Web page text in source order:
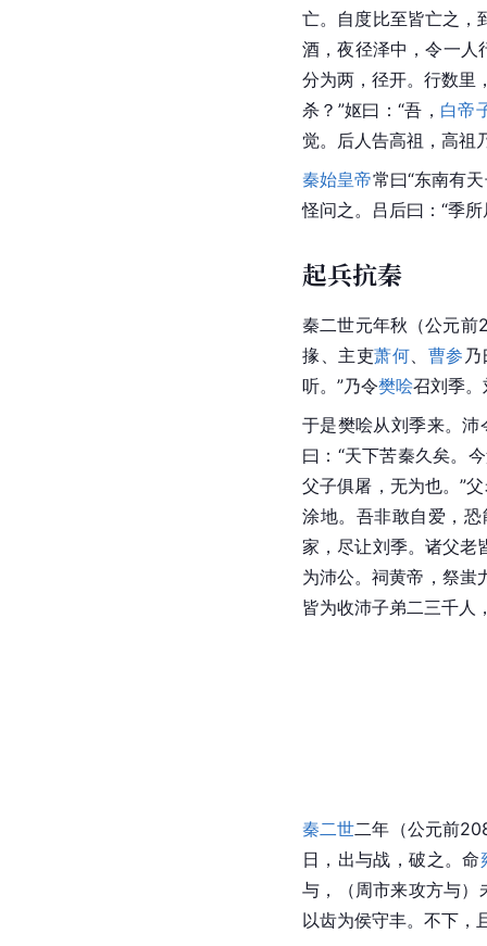
亡。自度比至皆亡之，
酒，夜径泽中，令一人
分为两，径开。行数里
杀？”妪曰：“吾， 白帝
觉。后人告高祖，高祖
秦始皇帝常曰“东南有
怪问之。吕后曰：“季
起兵抗秦
秦二世元年秋（公元前
掾、主吏萧何 曹参
听。”乃令樊哙召刘季
于是樊哙从刘季来。
曰：“天下苦秦久矣。
父子俱屠， 无为也。”
涂地。吾非敢自爱，
家，尽让刘季。诸父老
为沛公。祠黄帝 ，祭蚩
皆为收沛子弟二三千人
秦二世二年（公元前
日，出与战，破之。命
与，（周市来攻方与）
以齿为侯守丰。不下，